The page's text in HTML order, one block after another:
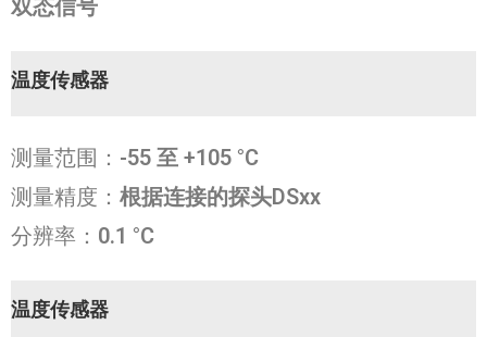
双态信号
温度传感器
测量范围： -55 至 +105 °C
测量精度： 根据连接的探头DSxx
分辨率： 0.1 °C
温度传感器